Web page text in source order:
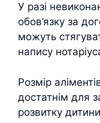
У разі
обов’язку за
можуть
напису
Розмір
достатнім для
розвитку